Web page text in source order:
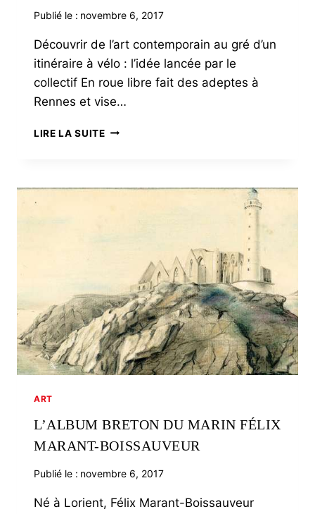
Publié le : novembre 6, 2017
Découvrir de l’art contemporain au gré d’un
itinéraire à vélo : l’idée lancée par le
collectif En roue libre fait des adeptes à
Rennes et vise…
LIRE LA SUITEL’ART
DE
ART
L’ALBUM BRETON DU MARIN FÉLIX
MARANT-BOISSAUVEUR
Publié le : novembre 6, 2017
Né à Lorient, Félix Marant-Boissauveur